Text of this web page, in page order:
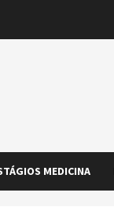
MEDICINA